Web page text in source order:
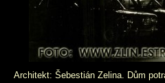
Architekt: Šebestián Zelina. Dům